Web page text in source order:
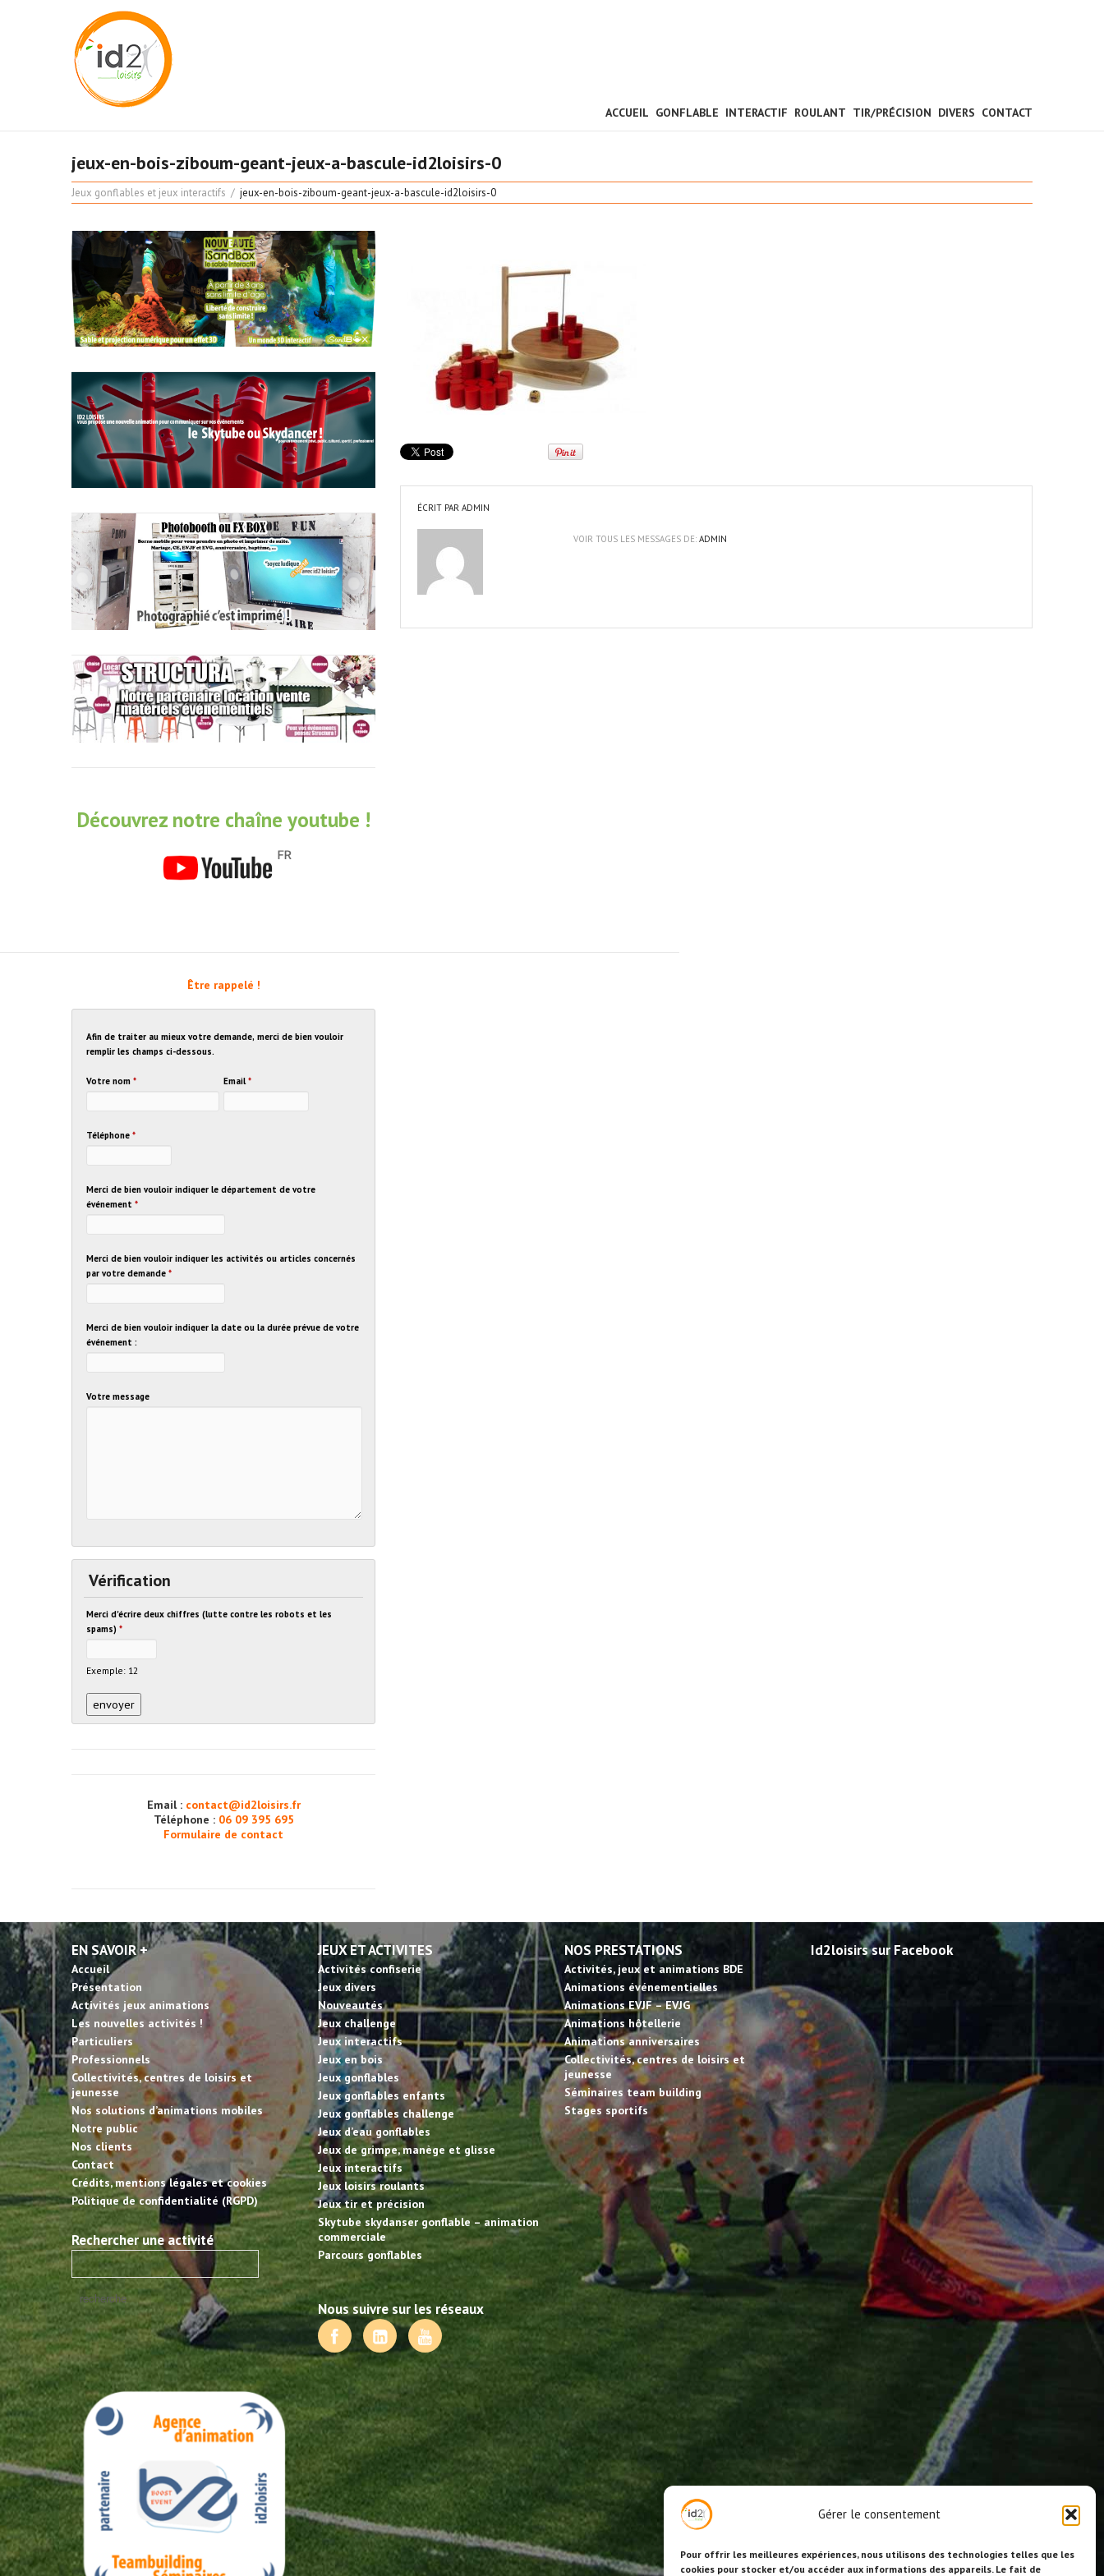
Gérer le consentement
Pour offrir les meilleures expériences, nous utilisons des technologies telles que les
cookies pour stocker et/ou accéder aux informations des appareils. Le fait de
ACCUEIL GONFLABLE INTERACTIF ROULANT TIR/PRÉCISION DIVERS CONTACT
jeux-en-bois-ziboum-geant-jeux-a-bascule-id2loisirs-0
Jeux gonflables et jeux interactifs jeux-en-bois-ziboum-geant-jeux-a-bascule-id2loisirs-0
ÉCRIT PAR ADMIN
VOIR TOUS LES MESSAGES DE: ADMIN
Découvrez notre chaîne youtube !
Être rappelé !
Afin de traiter au mieux votre demande, merci de bien vouloir
remplir les champs ci-dessous.
Votre nom* Email *
Téléphone*
Merci de bien vouloir indiquer le département de votre
événement*
Merci de bien vouloir indiquer les activités ou articles concernés
par votre demande*
Merci de bien vouloir indiquer la date ou la durée prévue de votre
événement :
Votre message
Vérification
Merci d'écrire deux chiffres (lutte contre les robots et les
spams)*
Exemple: 12
Email : contact@id2loisirs.fr
Téléphone : 06 09 395 695
Formulaire de contact
EN SAVOIR +
Accueil
Présentation
Activités jeux animations
Les nouvelles activités !
Particuliers
Professionnels
Collectivités, centres de loisirs et
jeunesse
Nos solutions d’animations mobiles
Notre public
Nos clients
Contact
Crédits, mentions légales et cookies
Politique de confidentialité (RGPD)
Rechercher une activité
JEUX ET ACTIVITES
Activités confiserie
Jeux divers
Nouveautés
Jeux challenge
Jeux interactifs
Jeux en bois
Jeux gonflables
Jeux gonflables enfants
Jeux gonflables challenge
Jeux d’eau gonflables
Jeux de grimpe, manège et glisse
Jeux interactifs
Jeux loisirs roulants
Jeux tir et précision
Skytube skydanser gonflable – animation
commerciale
Parcours gonflables
Nous suivre sur les réseaux
NOS PRESTATIONS
Activités, jeux et animations BDE
Animations événementielles
Animations EVJF – EVJG
Animations hôtellerie
Animations anniversaires
Collectivités, centres de loisirs et
jeunesse
Séminaires team building
Stages sportifs
Id2loisirs sur Facebook